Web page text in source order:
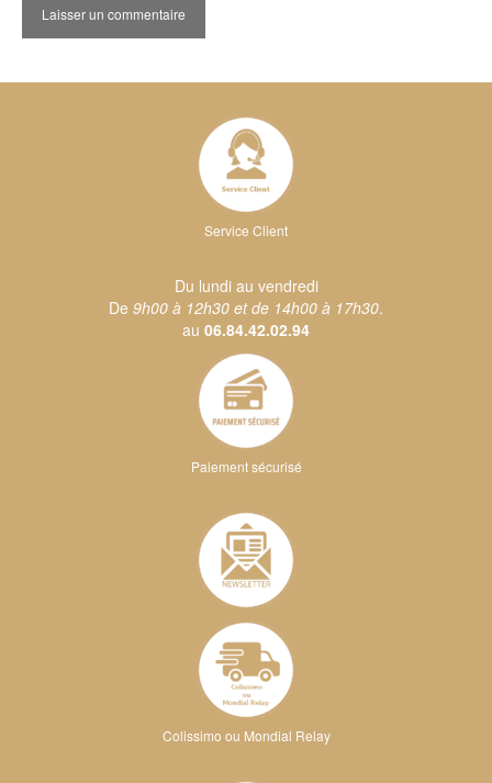
Service Client
Du lundi au vendredi
De 9h00 à 12h30 et de 14h00 à 17h30.
au 06.84.42.02.94
Paiement sécurisé
Colissimo ou Mondial Relay